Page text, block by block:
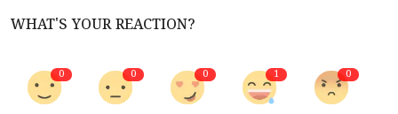
WHAT'S YOUR REACTION?
0 0 0 1 0